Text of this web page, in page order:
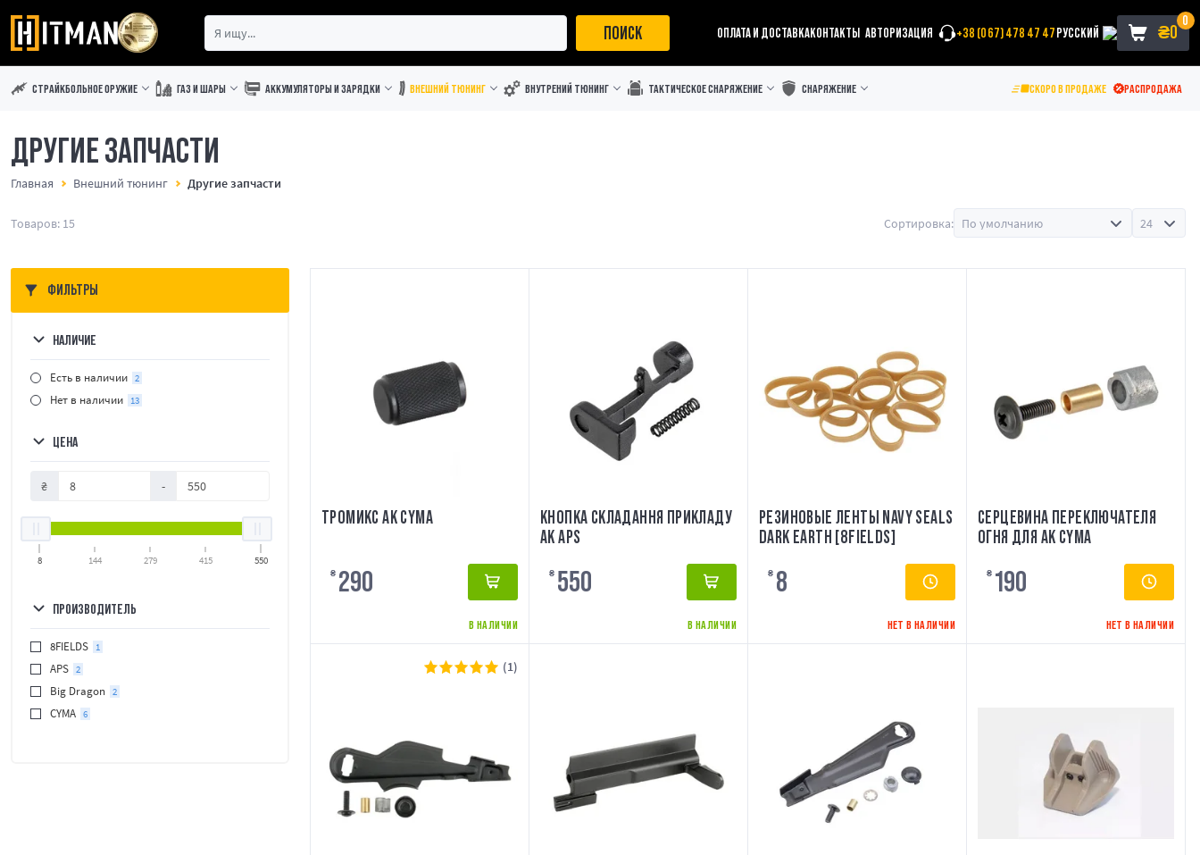
ПОИСК ОПЛАТА И ДОСТАВКАКОНТАКТЫ АВТОРИЗАЦИЯ +38 (067) 478 47 47РУССКИЙ
0
₴0
СТРАЙКБОЛЬНОЕ ОРУЖИЕ ГАЗ И ШАРЫ АККУМУЛЯТОРЫ И ЗАРЯДКИ ВНЕШНИЙ ТЮНИНГ ВНУТРЕНИЙ ТЮНИНГ ТАКТИЧЕСКОЕ СНАРЯЖЕНИЕ СНАРЯЖЕНИЕ СКОРО В ПРОДАЖЕ РАСПРОДАЖА
ДРУГИЕ ЗАПЧАСТИ
Главная Внешний тюнинг Другие запчасти
Товаров: 15 Сортировка:
ФИЛЬТРЫ
НАЛИЧИЕ
Есть в наличии 2
Нет в наличии 13
ЦЕНА
₴ -
8 144 279 415 550
ПРОИЗВОДИТЕЛЬ
8FIELDS 1
APS 2
Big Dragon 2
CYMA 6
ТРОМИКС AK CYMA
₴ 290
В НАЛИЧИИ
КНОПКА СКЛАДАННЯ ПРИКЛАДУ
АК APS
₴ 550
В НАЛИЧИИ
РЕЗИНОВЫЕ ЛЕНТЫ NAVY SEALS
DARK EARTH [8FIELDS]
₴ 8
НЕТ В НАЛИЧИИ
СЕРЦЕВИНА ПЕРЕКЛЮЧАТЕЛЯ
ОГНЯ ДЛЯ АК CYMA
₴ 190
НЕТ В НАЛИЧИИ
(1)